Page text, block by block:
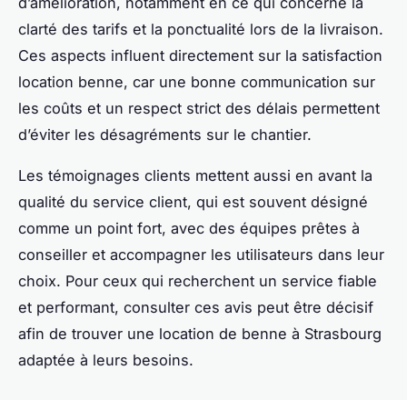
clarté des tarifs et la ponctualité lors de la livraison.
Ces aspects influent directement sur la satisfaction
location benne, car une bonne communication sur
les coûts et un respect strict des délais permettent
d’éviter les désagréments sur le chantier.
Les témoignages clients mettent aussi en avant la
qualité du service client, qui est souvent désigné
comme un point fort, avec des équipes prêtes à
conseiller et accompagner les utilisateurs dans leur
choix. Pour ceux qui recherchent un service fiable
et performant, consulter ces avis peut être décisif
afin de trouver une location de benne à Strasbourg
adaptée à leurs besoins.